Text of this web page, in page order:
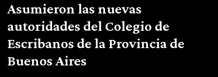
Asumieron las nuevas
autoridades del Colegio de
Escribanos de la Provincia de
Buenos Aires